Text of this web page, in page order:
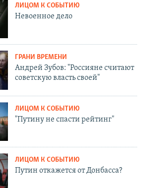
ЛИЦОМ К СОБЫТИЮ
Невоенное дело
ГРАНИ ВРЕМЕНИ
Андрей Зубов: "Россияне считают
советскую власть своей"
ЛИЦОМ К СОБЫТИЮ
"Путину не спасти рейтинг"
ЛИЦОМ К СОБЫТИЮ
Путин откажется от Донбасса?